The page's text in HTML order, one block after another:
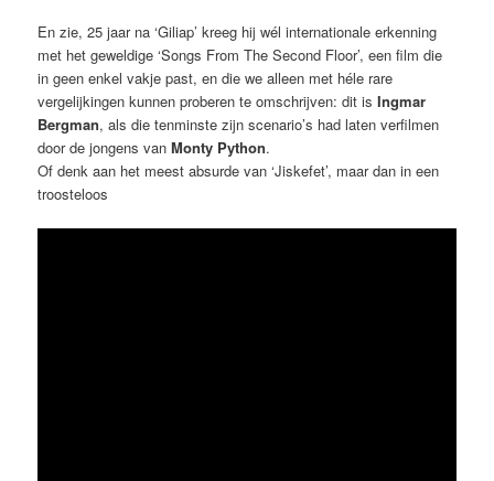
En zie, 25 jaar na ‘Giliap’ kreeg hij wél internationale erkenning
met het geweldige ‘Songs From The Second Floor’, een film die
in geen enkel vakje past, en die we alleen met héle rare
vergelijkingen kunnen proberen te omschrijven: dit isIngmar
Bergman, als die tenminste zijn scenario’s had laten verfilmen
door de jongens vanMonty Python.
Of denk aan het meest absurde van ‘Jiskefet’, maar dan in een
troosteloos